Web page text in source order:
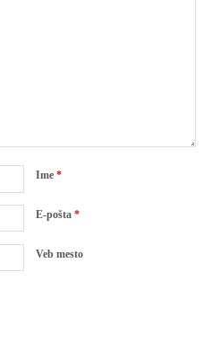
Ime*
E-pošta*
Veb mesto